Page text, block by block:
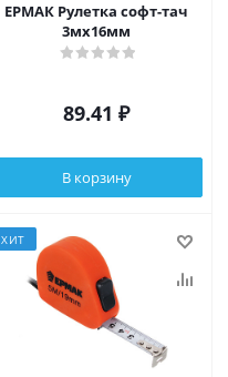
ЕРМАК Рулетка софт-тач
3мх16мм
89.41 ₽
В корзину
ХИТ